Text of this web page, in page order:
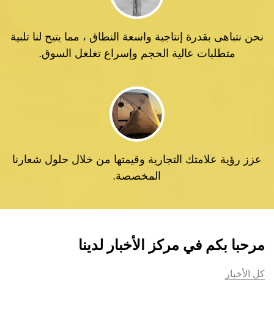
نحن نتباهى بقدرة إنتاجية واسعة النطاق ، مما يتيح لنا تلبية
متطلبات عالية الحجم وإسراع تغلغل السوق.
عزز رؤية علامتك التجارية وقيمتها من خلال حلول شعارنا
المخصصة.
مرحبا بكم في مركز الأخبار لدينا
كل الأخبار